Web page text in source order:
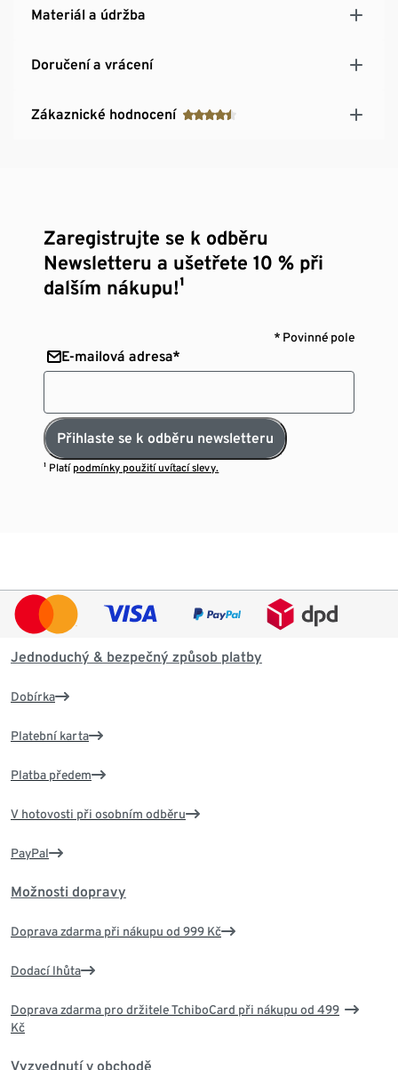
Materiál a údržba
Doručení a vrácení
Zákaznické hodnocení
Zaregistrujte se k odběru
Newsletteru a ušetřete 10 % při
dalším nákupu!¹
* Povinné pole
E-mailová adresa*
Přihlaste se k odběru newsletteru
¹ Platí podmínky použití uvítací slevy.
Jednoduchý & bezpečný způsob platby
Dobírka
Platební karta
Platba předem
V hotovosti při osobním odběru
PayPal
Možnosti dopravy
Doprava zdarma při nákupu od 999 Kč
Dodací lhůta
Doprava zdarma pro držitele TchiboCard při nákupu od 499
Kč
Vyzvednutí v obchodě